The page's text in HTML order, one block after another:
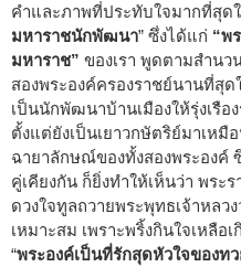
คำและภาพที่ประทับใจมากที่สุด
มหาราชนักพัฒนา” ซึ่งได้แก่ “พ
มหาราช” ของเรา พูดตามสำนว
สองพระองค์ครองราชย์นานที่สุ
เป็นนักพัฒนาบ้านเมืองให้รุ่งเรือ
ตั้งแต่ยังเป็นเยาวกษัตริย์มาเหมื
ฉายาลักษณ์ของทั้งสองพระองค์
คู่เคียงกัน ก็ยิ่งทำให้เห็นว่า พร
ดวงใจทูลถวายพระพุทธเจ้าหลวง
เหมาะสม เพราะพริ้งกินใจเหลือ
“พระองค์เป็นที่รักสุดหัวใจของท